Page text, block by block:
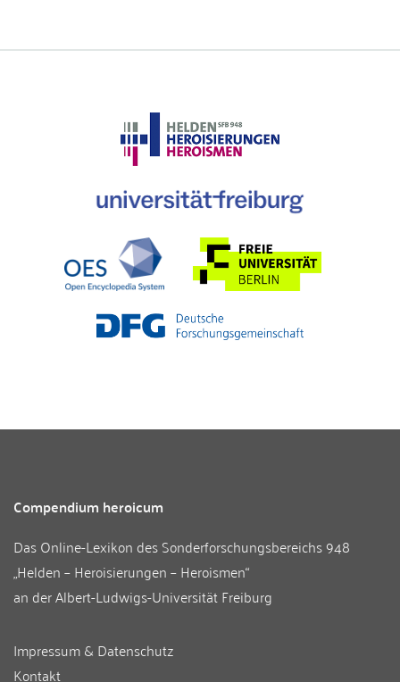
Compendium heroicum
Das Online-Lexikon desSonderforschungsbereichs 948
„Helden – Heroisierungen – Heroismen“
an derAlbert-Ludwigs-Universität Freiburg
Impressum & Datenschutz
Kontakt